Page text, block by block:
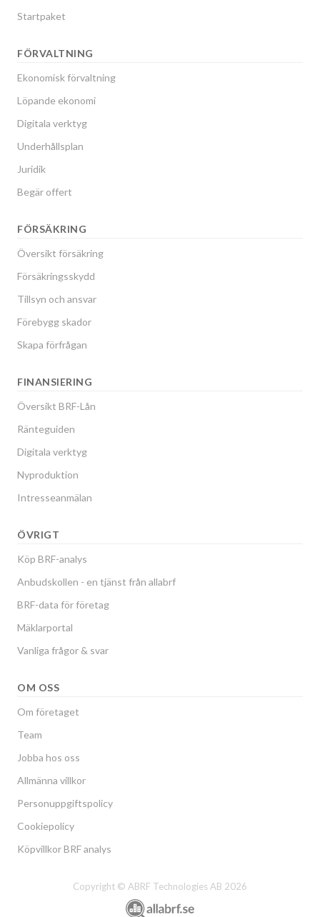
Startpaket
FÖRVALTNING
Ekonomisk förvaltning
Löpande ekonomi
Digitala verktyg
Underhållsplan
Juridik
Begär offert
FÖRSÄKRING
Översikt försäkring
Försäkringsskydd
Tillsyn och ansvar
Förebygg skador
Skapa förfrågan
FINANSIERING
Översikt BRF-Lån
Ränteguiden
Digitala verktyg
Nyproduktion
Intresseanmälan
ÖVRIGT
Köp BRF-analys
Anbudskollen - en tjänst från allabrf
BRF-data för företag
Mäklarportal
Vanliga frågor & svar
OM OSS
Om företaget
Team
Jobba hos oss
Allmänna villkor
Personuppgiftspolicy
Cookiepolicy
Köpvillkor BRF analys
Copyright © ABRF Technologies AB 2026